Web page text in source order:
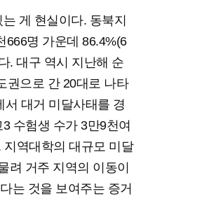
게 현실이다. 동북지
666명 가운데 86.4%(6
. 대구 역시 지난해 순
권으로 간 20대로 나타
서 대거 미달사태를 경
수험생 수가 3만9천여
역대학의 대규모 미달
려 거주 지역의 이동이
는 것을 보여주는 증거